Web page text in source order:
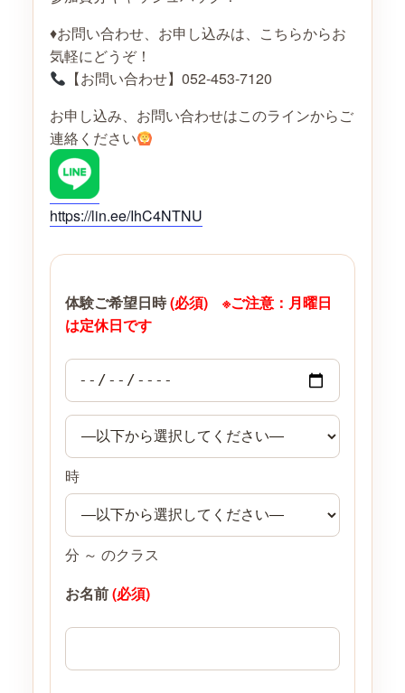
♦︎お問い合わせ、お申し込みは、こちらからお
気軽にどうぞ！
【お問い合わせ】052-453-7120
お申し込み、お問い合わせはこのラインからご
連絡ください
https://lin.ee/IhC4NTNU
体験ご希望日時(必須) ※ご注意：月曜日
は定休日です
時
分 ～ のクラス
お名前(必須)